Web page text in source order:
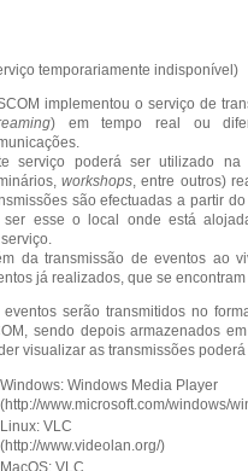
temporariamente indisponível)
implementou o serviço de
) em tempo real ou
serviço poderá ser utilizado
workshops, entre outros)
são efectuadas a partir
ser esse o local onde está
da transmissão de eventos ao
já realizados, que se
eventos serão transmitidos no
sendo depois armazenados
visualizar as transmissões
Windows: Windows Media Player
(http://www.microsoft.com/windows/
Linux: VLC
(http://www.videolan.org/)
MacOS: VLC